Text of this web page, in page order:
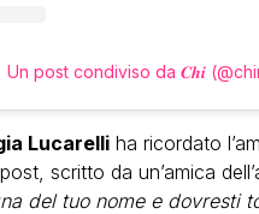
Un post condiviso da 𝑪𝒉𝒊
Lucarelliha ricordato
scritto da un’amica
del tuo nome e dovresti